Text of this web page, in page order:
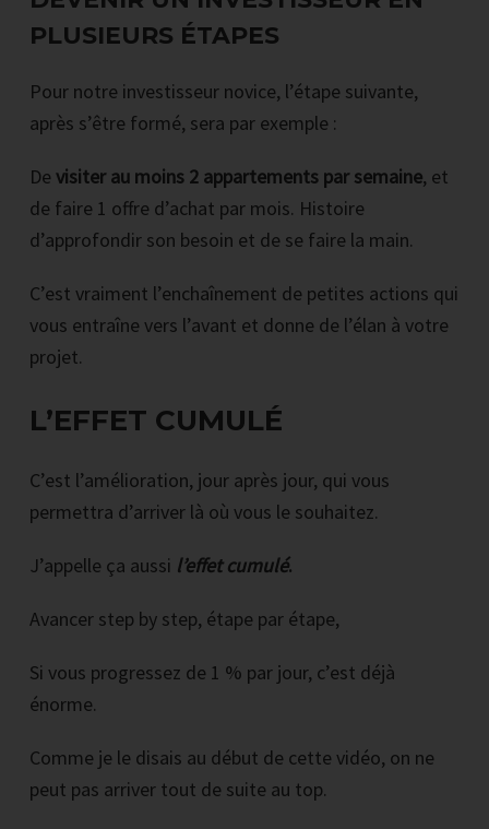
PLUSIEURS ÉTAPES
Pour notre investisseur novice, l’étape suivante,
après s’être formé, sera par exemple :
De visiter au moins 2 appartements par semaine, et
de faire 1 offre d’achat par mois. Histoire
d’approfondir son besoin et de se faire la main.
C’est vraiment l’enchaînement de petites actions qui
vous entraîne vers l’avant et donne de l’élan à votre
projet.
L’EFFET CUMULÉ
C’est l’amélioration, jour après jour, qui vous
permettra d’arriver là où vous le souhaitez.
J’appelle ça aussi l’effet cumulé.
Avancer step by step, étape par étape,
Si vous progressez de 1 % par jour, c’est déjà
énorme.
Comme je le disais au début de cette vidéo, on ne
peut pas arriver tout de suite au top.